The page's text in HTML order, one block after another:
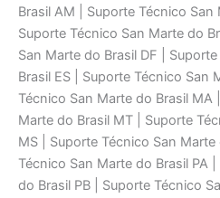
Brasil AM | Suporte Técnico San
Suporte Técnico San Marte do
San Marte do Brasil DF |
Brasil ES | Suporte Técnico San
Técnico San Marte do Brasil MA
Marte do Brasil MT | Suporte
MS | Suporte Técnico San
Técnico San Marte do Brasil PA
do Brasil PB | Suporte Técnico